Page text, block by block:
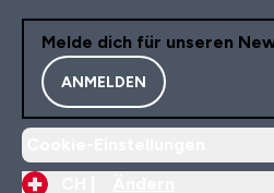
Melde dich für unseren
ANMELDEN